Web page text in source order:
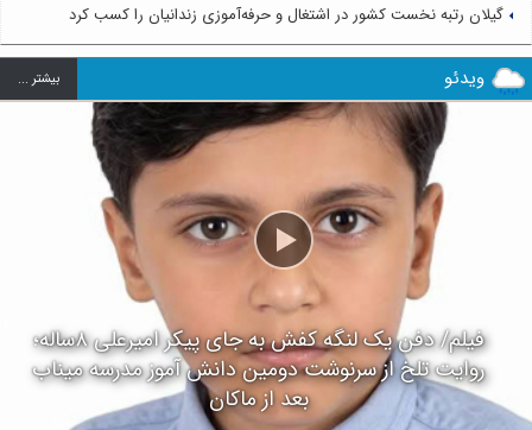
گیلان رتبه نخست کشور در اشتغال و حرفه‌آموزی زندانیان را کسب کرد
ویدئو بيشتر ...
فیلم/ دفن یک لنگه کفش به جای پیکر امیرعلی ۸ساله؛
روایت تلخ از سرنوشت دومین دانش آموز مدرسه میناب
بعد از ماکان